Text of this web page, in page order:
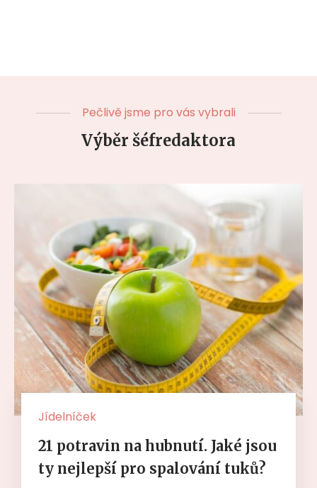
Pečlivě jsme pro vás vybrali
Výběr šéfredaktora
Jídelníček
21 potravin na hubnutí. Jaké jsou
ty nejlepší pro spalování tuků?